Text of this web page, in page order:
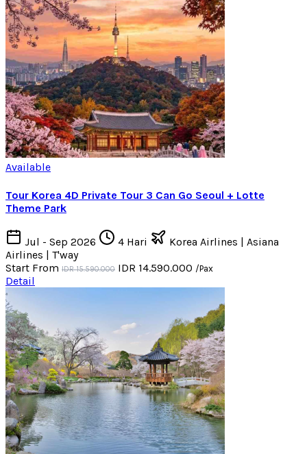
Available
Tour Korea 4D Private Tour 3 Can Go Seoul + Lotte
Theme Park
Jul - Sep 2026 4 Hari
Korea Airlines | Asiana
Airlines | T'way
Start From IDR 15.590.000 IDR 14.590.000 /Pax
Detail